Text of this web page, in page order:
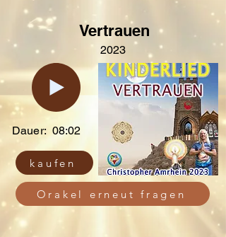
Vertrauen
2023
Dauer: 08:02
kaufen
Orakel erneut fragen